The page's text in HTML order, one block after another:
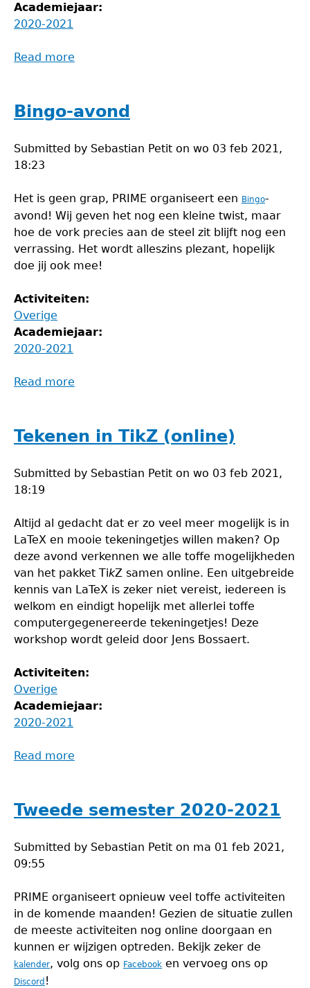
Academiejaar:
2020-2021
Read more
Bingo-avond
Submitted by Sebastian Petit on wo 03 feb 2021,
18:23
Het is geen grap, PRIME organiseert een Bingo-
avond! Wij geven het nog een kleine twist, maar
hoe de vork precies aan de steel zit blijft nog een
verrassing. Het wordt alleszins plezant, hopelijk
doe jij ook mee!
Activiteiten:
Overige
Academiejaar:
2020-2021
Read more
Tekenen in TikZ (online)
Submitted by Sebastian Petit on wo 03 feb 2021,
18:19
Altijd al gedacht dat er zo veel meer mogelijk is in
LaTeX en mooie tekeningetjes willen maken? Op
deze avond verkennen we alle toffe mogelijkheden
van het pakket TikZ samen online. Een uitgebreide
kennis van LaTeX is zeker niet vereist, iedereen is
welkom en eindigt hopelijk met allerlei toffe
computergegenereerde tekeningetjes! Deze
workshop wordt geleid door Jens Bossaert.
Activiteiten:
Overige
Academiejaar:
2020-2021
Read more
TikZ
(online)
Tweede semester 2020-2021
Submitted by Sebastian Petit on ma 01 feb 2021,
09:55
PRIME organiseert opnieuw veel toffe activiteiten
in de komende maanden! Gezien de situatie zullen
de meeste activiteiten nog online doorgaan en
kunnen er wijzigen optreden. Bekijk zeker de
kalender, volg ons op Facebook en vervoeg ons op
Discord !